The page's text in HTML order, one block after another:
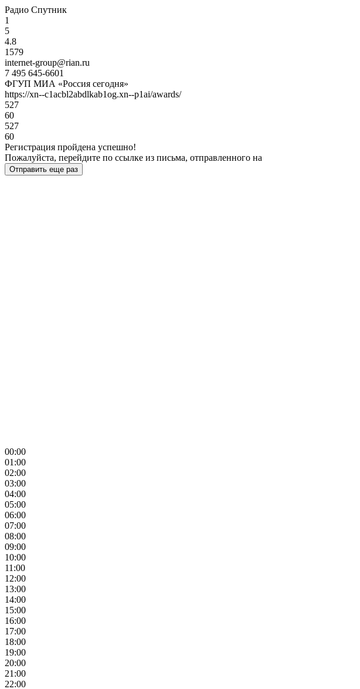
Радио Спутник
1
5
4.8
1579
internet-group@rian.ru
7 495 645-6601
ФГУП МИА «Россия сегодня»
https://xn--c1acbl2abdlkab1og.xn--p1ai/awards/
527
60
527
60
Регистрация пройдена успешно!
Пожалуйста, перейдите по ссылке из письма, отправленного на
Отправить еще раз
00:00
01:00
02:00
03:00
04:00
05:00
06:00
07:00
08:00
09:00
10:00
11:00
12:00
13:00
14:00
15:00
16:00
17:00
18:00
19:00
20:00
21:00
22:00